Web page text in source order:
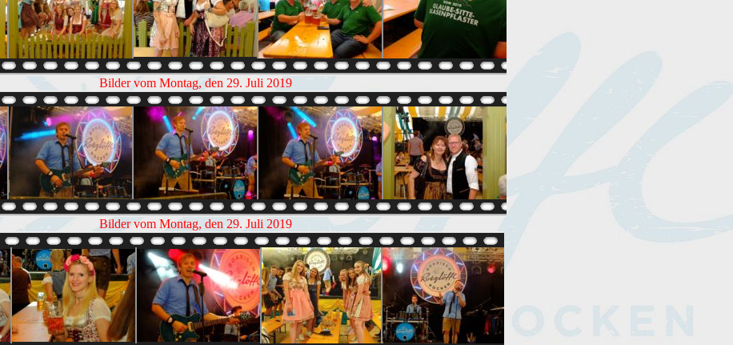
Bilder vom Montag, den 29. Juli 2019
Bilder vom Montag, den 29. Juli 2019